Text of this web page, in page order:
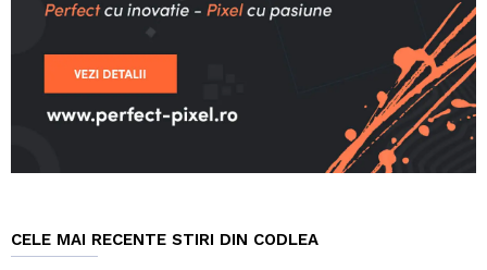
CELE MAI RECENTE STIRI DIN CODLEA